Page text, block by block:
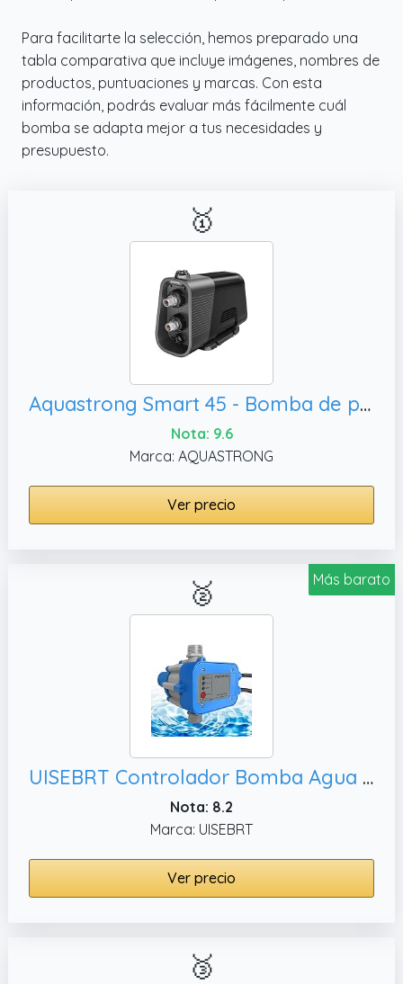
Para facilitarte la selección, hemos preparado una
tabla comparativa que incluye imágenes, nombres de
productos, puntuaciones y marcas. Con esta
información, podrás evaluar más fácilmente cuál
bomba se adapta mejor a tus necesidades y
presupuesto.
🥇
Aquastrong Smart 45 - Bomba de presión de agua para toda la casa, ducha
Nota: 9.6
Marca: AQUASTRONG
Ver precio
Más barato
🥈
UISEBRT Controlador Bomba Agua con Tapones - Presostato automátic Controlador de Presión max 10 Bar electrobomba Interruptor Regulador e presión para Uso en Casa Patio Jardín IP65 (Type A)
Nota: 8.2
Marca: UISEBRT
Ver precio
🥉